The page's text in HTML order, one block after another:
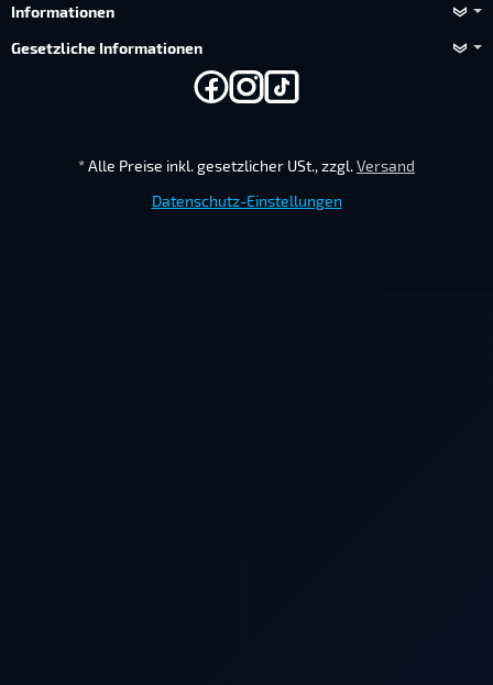
Informationen
Gesetzliche Informationen
*Alle Preise inkl. gesetzlicher USt., zzgl.Versand
Datenschutz-Einstellungen